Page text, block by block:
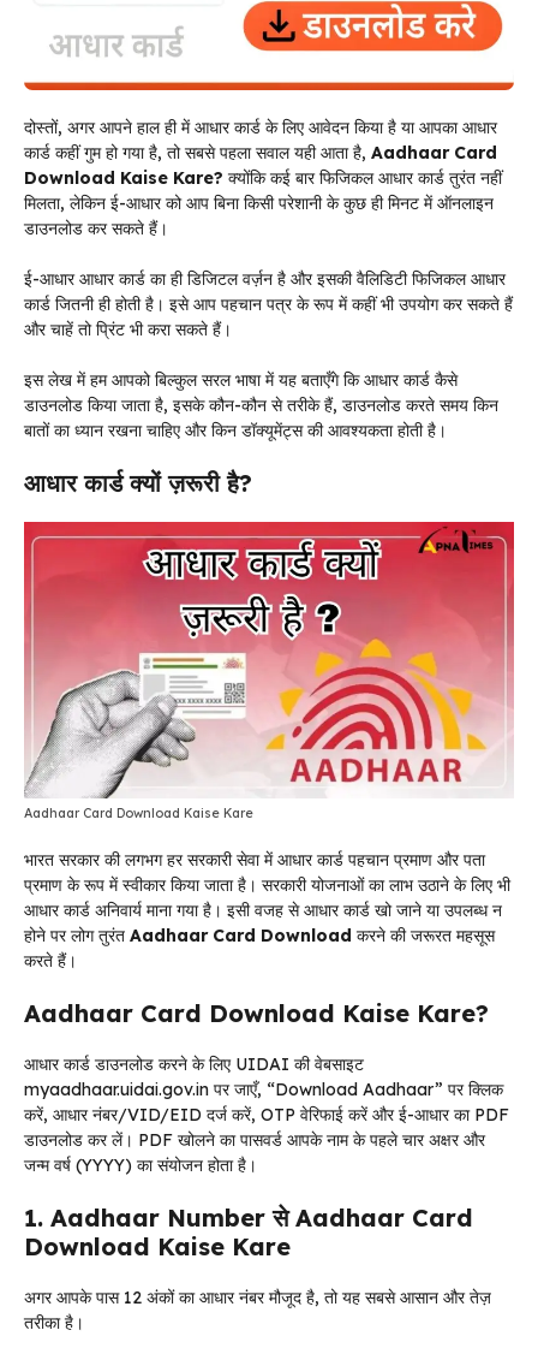
दोस्तों, अगर आपने हाल ही में आधार कार्ड के लिए आवेदन किया है या आपका आधार
कार्ड कहीं गुम हो गया है, तो सबसे पहला सवाल यही आता है, Aadhaar Card
Download Kaise Kare? क्योंकि कई बार फिजिकल आधार कार्ड तुरंत नहीं
मिलता, लेकिन ई-आधार को आप बिना किसी परेशानी के कुछ ही मिनट में ऑनलाइन
डाउनलोड कर सकते हैं।
ई-आधार आधार कार्ड का ही डिजिटल वर्ज़न है और इसकी वैलिडिटी फिजिकल आधार
कार्ड जितनी ही होती है। इसे आप पहचान पत्र के रूप में कहीं भी उपयोग कर सकते हैं
और चाहें तो प्रिंट भी करा सकते हैं।
इस लेख में हम आपको बिल्कुल सरल भाषा में यह बताएँगे कि आधार कार्ड कैसे
डाउनलोड किया जाता है, इसके कौन-कौन से तरीके हैं, डाउनलोड करते समय किन
बातों का ध्यान रखना चाहिए और किन डॉक्यूमेंट्स की आवश्यकता होती है।
आधार कार्ड क्यों ज़रूरी है?
Aadhaar Card Download Kaise Kare
भारत सरकार की लगभग हर सरकारी सेवा में आधार कार्ड पहचान प्रमाण और पता
प्रमाण के रूप में स्वीकार किया जाता है। सरकारी योजनाओं का लाभ उठाने के लिए भी
आधार कार्ड अनिवार्य माना गया है। इसी वजह से आधार कार्ड खो जाने या उपलब्ध न
होने पर लोग तुरंत Aadhaar Card Download करने की जरूरत महसूस
करते हैं।
Aadhaar Card Download Kaise Kare?
आधार कार्ड डाउनलोड करने के लिए UIDAI की वेबसाइट
myaadhaar.uidai.gov.in पर जाएँ, “Download Aadhaar” पर क्लिक
करें, आधार नंबर/VID/EID दर्ज करें, OTP वेरिफाई करें और ई-आधार का PDF
डाउनलोड कर लें। PDF खोलने का पासवर्ड आपके नाम के पहले चार अक्षर और
जन्म वर्ष (YYYY) का संयोजन होता है।
1. Aadhaar Number से Aadhaar Card
Download Kaise Kare
अगर आपके पास 12 अंकों का आधार नंबर मौजूद है, तो यह सबसे आसान और तेज़
तरीका है।